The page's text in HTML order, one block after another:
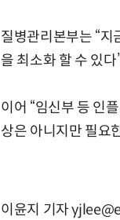
질병관리본부는 “
을 최소화 할 수 있다
이어 “임신부 등 인
상은 아니지만 필요
이윤지 기자